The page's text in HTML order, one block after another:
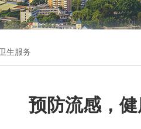
生服务
预防流感，